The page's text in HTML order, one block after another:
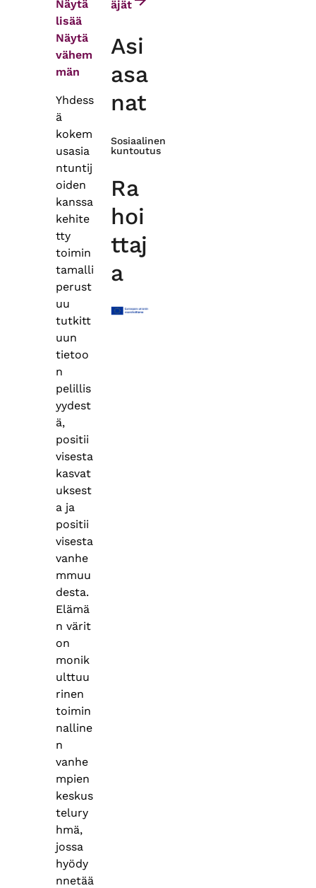
Näytä
lisää
Näytä
vähem
män
Yhdess
ä
kokem
usasia
ntuntij
oiden
kanssa
kehite
tty
toimin
tamalli
perust
uu
tutkitt
uun
tietoo
n
pelillis
yydest
ä,
positii
visesta
kasvat
uksest
a ja
positii
visesta
vanhe
mmuu
desta.
Elämä
n värit
on
monik
ulttuu
rinen
toimin
nalline
n
vanhe
mpien
keskus
telury
hmä,
jossa
hyödy
nnetää
äjät
Asi
asa
nat
Sosiaalinen
kuntoutus
Ra
hoi
ttaj
a